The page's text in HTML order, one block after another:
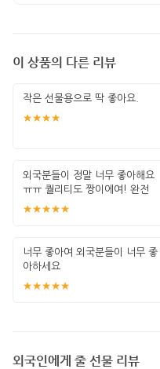
이 상품의 다른 리뷰
작은 선물용으로 딱 좋아요.
★★★★
외국분들이 정말 너무 좋아해요
ㅠㅠ 퀄리티도 짱이에여! 완전
단골 &gt;
★★★★★
너무 좋아여 외국분들이 너무 좋
아하세요
★★★★★
외국인에게 줄 선물 리뷰